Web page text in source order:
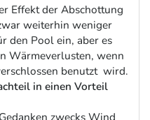
Effekt der Abschottung
weiterhin weniger
den Pool ein, aber es
Wärmeverlusten, wenn
benutzt wird.
in einen Vorteil
zwecks Wind